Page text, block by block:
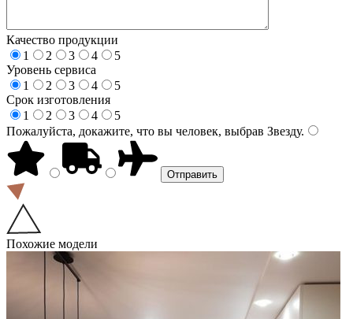
Качество продукции
1
2 3 4
5
Уровень сервиса
1
2 3 4
5
Срок изготовления
1
2 3 4
5
Пожалуйста, докажите, что вы человек, выбрав Звезду.
Похожие модели